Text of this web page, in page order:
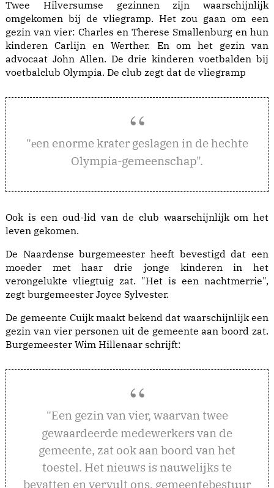
Twee Hilversumse gezinnen zijn waarschijnlijk
omgekomen bij de vliegramp. Het zou gaan om een
gezin van vier: Charles en Therese Smallenburg en hun
kinderen Carlijn en Werther. En om het gezin van
advocaat John Allen. De drie kinderen voetbalden bij
voetbalclub Olympia. De club zegt dat de vliegramp
"een enorme krater geslagen in de hechte
Olympia-gemeenschap".
Ook is een oud-lid van de club waarschijnlijk om het
leven gekomen.
De Naardense burgemeester heeft bevestigd dat een
moeder met haar drie jonge kinderen in het
verongelukte vliegtuig zat. "Het is een nachtmerrie",
zegt burgemeester Joyce Sylvester.
De gemeente Cuijk maakt bekend dat waarschijnlijk een
gezin van vier personen uit de gemeente aan boord zat.
Burgemeester Wim Hillenaar schrijft:
"Een gezin van vier, waarvan twee
gewaardeerde medewerkers van de
gemeente, zat ook aan boord van het
toestel. Het nieuws is nauwelijks te
bevatten en vervult ons, gemeentebestuur